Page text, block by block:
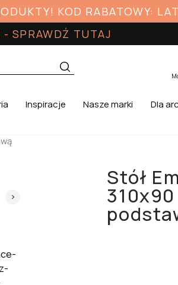
KOD RABATOWY:
- SPRAWDŹ TUTAJ
Inspiracje Nasze marki Dla
Stół